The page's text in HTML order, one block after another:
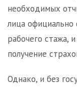
необходимых
лица
рабочего стажа,
получение
Однако, и без